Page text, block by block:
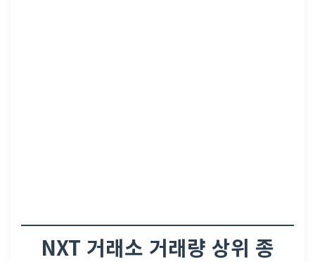
NXT 거래소 거래량 상위 종